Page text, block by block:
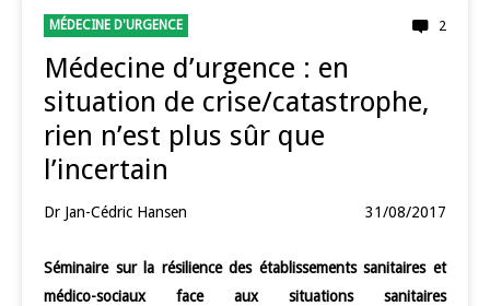
MÉDECINE D'URGENCE 2
Médecine d’urgence : en
situation de crise/catastrophe,
rien n’est plus sûr que
l’incertain
Dr Jan-Cédric Hansen 31/08/2017
Séminaire sur la résilience des établissements sanitaires et
médico-sociaux face aux situations sanitaires